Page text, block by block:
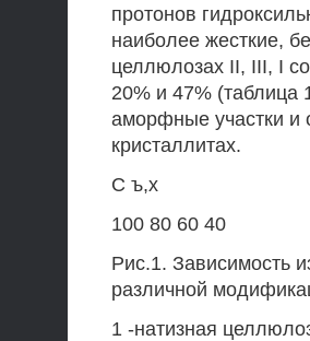
протонов
наиболее жесткие,
целлюлозах II, III, I
20% и 47% (таблица
аморфные участки и
кристаллитах.
С ъ,х
100 80 60 40
Рис.1. Зависимость
различной
1 -натизная